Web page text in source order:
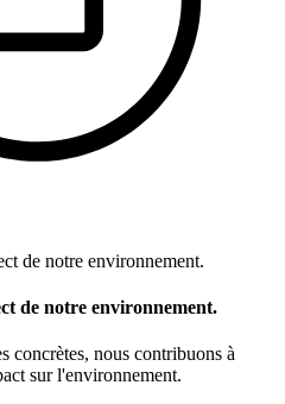
de notre environnement.
concrètes, nous contribuons à
sur l'environnement.